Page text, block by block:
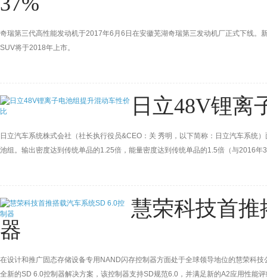
奇瑞第三代高性能发动机于2017年6月6日在安徽芜湖奇瑞第三发动机厂正式下线
SUV将于2018年上市。
日立48V锂离
日立汽车系统株式会社（社长执行役员&CEO：关 秀明，以下简称：日立汽车系统
池组。输出密度达到传统单品的1.25倍，能量密度达到传统单品的1.5倍（与2016
慧荣科技首推
器
在设计和推广固态存储设备专用NAND闪存控制器方面处于全球领导地位的慧荣科
全新的SD 6.0控制器解决方案，该控制器支持SD规范6.0，并满足新的A2应用性能